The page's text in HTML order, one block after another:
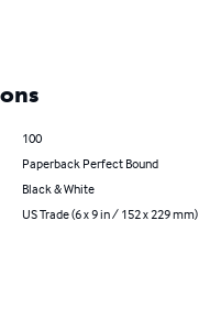
100
Paperback Perfect Bound
Black & White
US Trade (6 x 9 in / 152 x 229 mm)